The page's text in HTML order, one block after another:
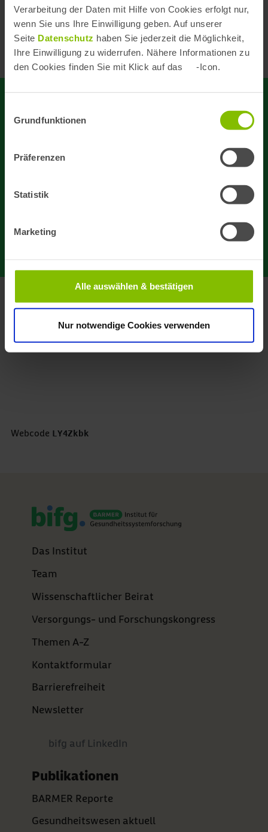
Verarbeitung der Daten mit Hilfe von Cookies erfolgt nur,
wenn Sie uns Ihre Einwilligung geben. Auf unserer
Seite Datenschutz haben Sie jederzeit die Möglichkeit,
Ihre Einwilligung zu widerrufen. Nähere Informationen zu
den Cookies finden Sie mit Klick auf das
-Icon.
Grundfunktionen
Präferenzen
Statistik
Marketing
Alle auswählen & bestätigen
Nur notwendige Cookies verwenden
2020
Übersicht
November
2022
Bleiben Sie auf dem
Aktuelle Analysen, neue Publikationen
und Veranstaltungen.
Newsletter abonnieren
Bewertung abgeben *
5 Sterne
Webcode LY4Zkbk
Das Institut
Team
Wissenschaftlicher Beirat
Versorgungs- und Forschungskongress
Themen A-Z
Kontaktformular
Barrierefreiheit
Newsletter
bifg auf LinkedIn
Publikationen
BARMER Reporte
Gesundheitswesen aktuell